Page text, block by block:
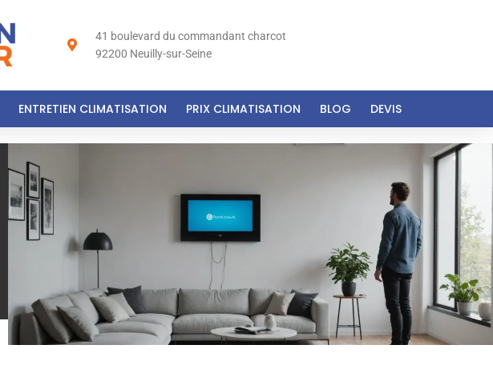
41 boulevard du commandant charcot
92200 Neuilly-sur-Seine
ENTRETIEN CLIMATISATION PRIX CLIMATISATION BLOG DEVIS